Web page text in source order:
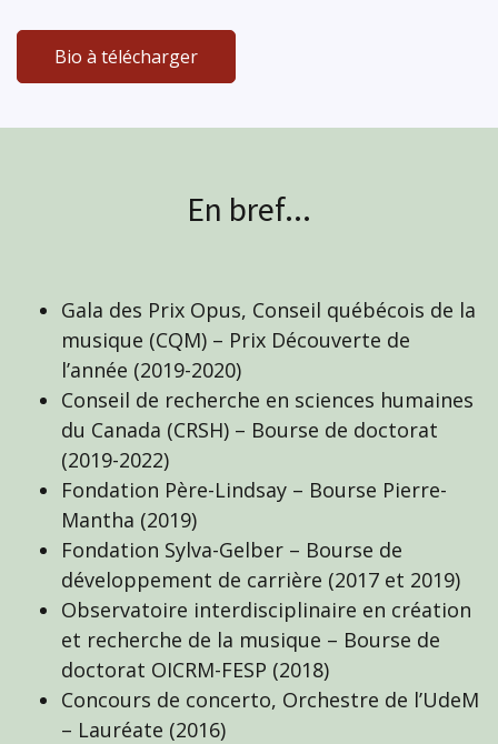
Bio à télécharger
En bref...
Gala des Prix Opus, Conseil québécois de la
musique (CQM) – Prix Découverte de
l’année (2019-2020)
Conseil de recherche en sciences humaines
du Canada (CRSH) – Bourse de doctorat
(2019-2022)
Fondation Père-Lindsay – Bourse Pierre-
Mantha (2019)
Fondation Sylva-Gelber – Bourse de
développement de carrière (2017 et 2019)
Observatoire interdisciplinaire en création
et recherche de la musique – Bourse de
doctorat OICRM-FESP (2018)
Concours de concerto, Orchestre de l’UdeM
– Lauréate (2016)